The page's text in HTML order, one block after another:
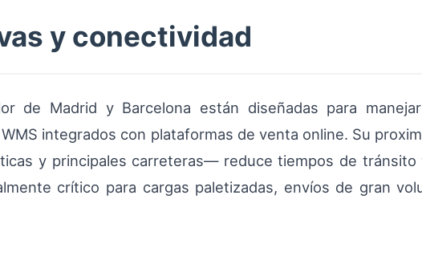
y conectividad
de Madrid y Barcelona están diseñadas para
integrados con plataformas de venta online. Su
y principales carreteras— reduce tiempos de tránsito
crítico para cargas paletizadas, envíos de gran